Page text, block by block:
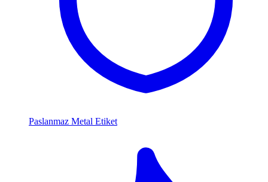
Paslanmaz Metal Etiket